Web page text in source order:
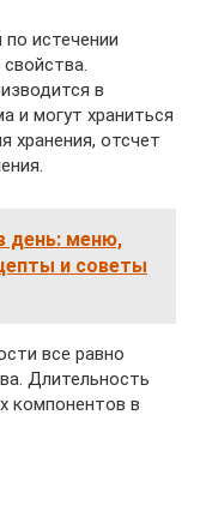
истечении
в
и могут храниться
хранения, отсчет
день: меню,
и советы
все равно
Длительность
компонентов в